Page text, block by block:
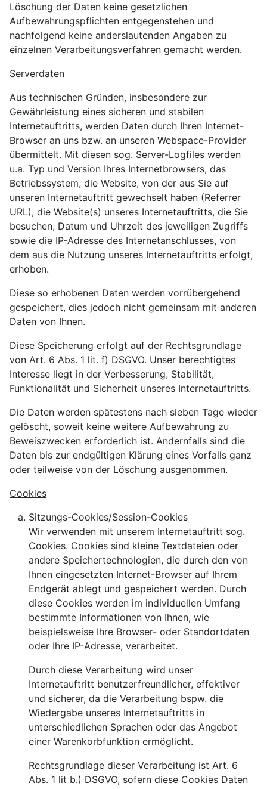
Löschung der Daten keine gesetzlichen
Aufbewahrungspflichten entgegenstehen und
nachfolgend keine anderslautenden Angaben zu
einzelnen Verarbeitungsverfahren gemacht werden.
Serverdaten
Aus technischen Gründen, insbesondere zur
Gewährleistung eines sicheren und stabilen
Internetauftritts, werden Daten durch Ihren Internet-
Browser an uns bzw. an unseren Webspace-Provider
übermittelt. Mit diesen sog. Server-Logfiles werden
u.a. Typ und Version Ihres Internetbrowsers, das
Betriebssystem, die Website, von der aus Sie auf
unseren Internetauftritt gewechselt haben (Referrer
URL), die Website(s) unseres Internetauftritts, die Sie
besuchen, Datum und Uhrzeit des jeweiligen Zugriffs
sowie die IP-Adresse des Internetanschlusses, von
dem aus die Nutzung unseres Internetauftritts erfolgt,
erhoben.
Diese so erhobenen Daten werden vorrübergehend
gespeichert, dies jedoch nicht gemeinsam mit anderen
Daten von Ihnen.
Diese Speicherung erfolgt auf der Rechtsgrundlage
von Art. 6 Abs. 1 lit. f) DSGVO. Unser berechtigtes
Interesse liegt in der Verbesserung, Stabilität,
Funktionalität und Sicherheit unseres Internetauftritts.
Die Daten werden spätestens nach sieben Tage wieder
gelöscht, soweit keine weitere Aufbewahrung zu
Beweiszwecken erforderlich ist. Andernfalls sind die
Daten bis zur endgültigen Klärung eines Vorfalls ganz
oder teilweise von der Löschung ausgenommen.
Cookies
Sitzungs-Cookies/Session-Cookies
Wir verwenden mit unserem Internetauftritt sog.
Cookies. Cookies sind kleine Textdateien oder
andere Speichertechnologien, die durch den von
Ihnen eingesetzten Internet-Browser auf Ihrem
Endgerät ablegt und gespeichert werden. Durch
diese Cookies werden im individuellen Umfang
bestimmte Informationen von Ihnen, wie
beispielsweise Ihre Browser- oder Standortdaten
oder Ihre IP-Adresse, verarbeitet.
Durch diese Verarbeitung wird unser
Internetauftritt benutzerfreundlicher, effektiver
und sicherer, da die Verarbeitung bspw. die
Wiedergabe unseres Internetauftritts in
unterschiedlichen Sprachen oder das Angebot
einer Warenkorbfunktion ermöglicht.
Rechtsgrundlage dieser Verarbeitung ist Art. 6
Abs. 1 lit b.) DSGVO, sofern diese Cookies Daten